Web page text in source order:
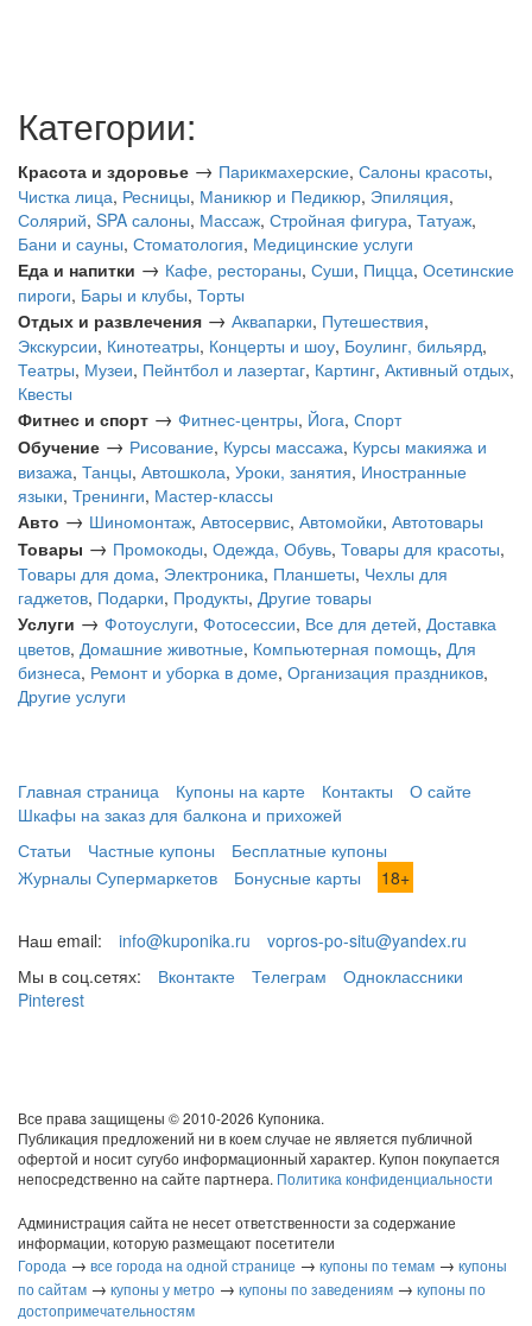
Категории:
Красота и здоровье → Парикмахерские, Салоны красоты,
Чистка лица, Ресницы, Маникюр и Педикюр, Эпиляция,
Солярий, SPA салоны, Массаж, Стройная фигура, Татуаж,
Бани и сауны, Стоматология, Медицинские услуги
Еда и напитки → Кафе, рестораны, Суши, Пицца, Осетинские
пироги, Бары и клубы, Торты
Отдых и развлечения → Аквапарки, Путешествия,
Экскурсии, Кинотеатры, Концерты и шоу, Боулинг, бильярд,
Театры, Музеи, Пейнтбол и лазертаг, Картинг, Активный отдых,
Квесты
Фитнес и спорт → Фитнес-центры, Йога, Спорт
Обучение → Рисование, Курсы массажа, Курсы макияжа и
визажа, Танцы, Автошкола, Уроки, занятия, Иностранные
языки, Тренинги, Мастер-классы
Авто → Шиномонтаж, Автосервис, Автомойки, Автотовары
Товары → Промокоды, Одежда, Обувь, Товары для красоты,
Товары для дома, Электроника, Планшеты, Чехлы для
гаджетов, Подарки, Продукты, Другие товары
Услуги → Фотоуслуги, Фотосессии, Все для детей, Доставка
цветов, Домашние животные, Компьютерная помощь, Для
бизнеса, Ремонт и уборка в доме, Организация праздников,
Другие услуги
Главная страница Купоны на карте Контакты
О сайте
Шкафы на заказ для балкона и прихожей
Статьи
Частные купоны
Бесплатные купоны
Журналы Супермаркетов
Бонусные карты 18+
Наш email: info@kuponika.ru
vopros-po-situ@yandex.ru
Мы в соц.сетях:
Вконтакте Телеграм
Одноклассники
Pinterest
Все права защищены © 2010-2026 Купоника.
Публикация предложений ни в коем случае не является публичной
офертой и носит сугубо информационный характер. Купон покупается
непосредственно на сайте партнера. Политика конфиденциальности
Администрация сайта не несет ответственности за содержание
информации, которую размещают посетители
Города → все города на одной странице → купоны по темам → купоны
по сайтам → купоны у метро → купоны по заведениям → купоны по
достопримечательностям